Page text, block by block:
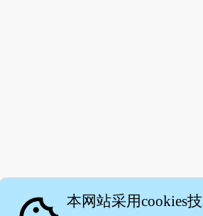
本网站采用cookies